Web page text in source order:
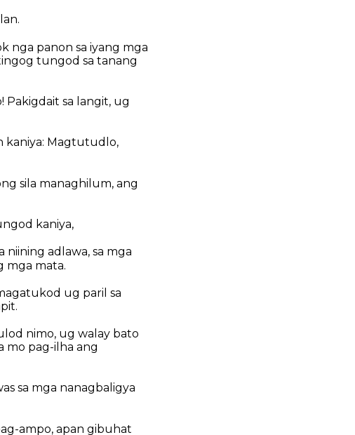
nga panon sa iyang mga
tungod sa tanang
Pakigdait sa langit, ug
kaniya: Magtutudlo,
sila managhilum, ang
kaniya,
niining adlawa, sa mga
mga mata.
ug paril sa
nimo, ug walay bato
mo pag-ilha ang
sa mga nanagbaligya
ampo, apan gibuhat